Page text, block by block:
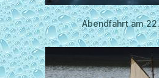
Abendfahrt am